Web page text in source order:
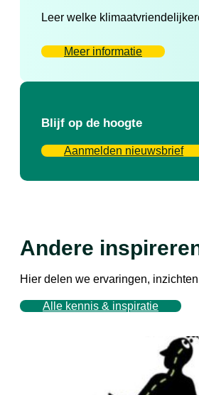
Leer welke
Meer informatie
Blijf op de hoogte
Aanmelden nieuwsbrief
Andere
Hier delen we ervaringen,
Alle kennis & inspiratie